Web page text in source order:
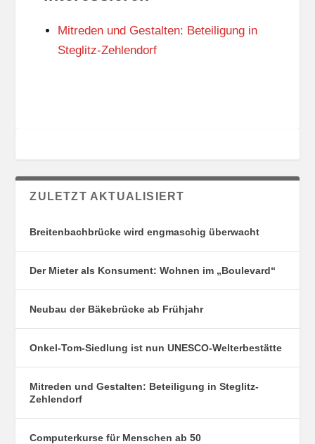
N
S
O
N
Mitreden und Gestalten: Beteiligung in
Steglitz-Zehlendorf
ZULETZT AKTUALISIERT
Breitenbachbrücke wird engmaschig überwacht
Der Mieter als Konsument: Wohnen im „Boulevard“
Neubau der Bäkebrücke ab Frühjahr
Onkel-Tom-Siedlung ist nun UNESCO-Welterbestätte
Mitreden und Gestalten: Beteiligung in Steglitz-
Zehlendorf
Computerkurse für Menschen ab 50